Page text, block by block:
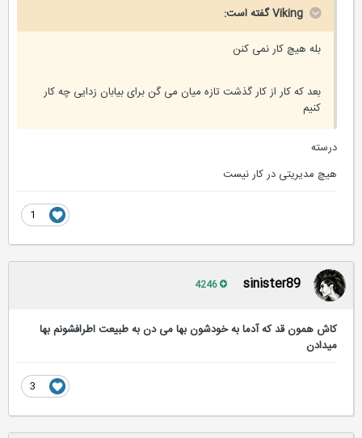
Viking گفته است:
بله هیچ کار نمی کنن
بعد که کار از کار گذشت تازه میان می گن برای بیابان زدایی چه کار
کنیم
درسته
هیچ مدیریتی در کار نیست
sinister89
کاش همون قد که آدما به خودشون بها می دن به طبیعت اطرافشونم بها
میدادن